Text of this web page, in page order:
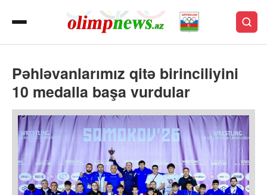
Pəhləvanlarımız qitə birinciliyini
10 medalla başa vurdular